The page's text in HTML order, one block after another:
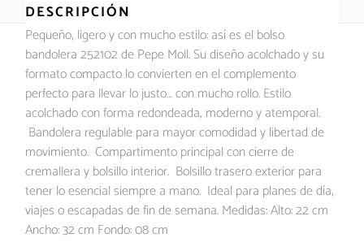
DESCRIPCIÓN
Pequeño, ligero y con mucho estilo: así es el bolso
bandolera 252102 de Pepe Moll. Su diseño acolchado y su
formato compacto lo convierten en el complemento
perfecto para llevar lo justo… con mucho rollo. Estilo
acolchado con forma redondeada, moderno y atemporal.
Bandolera regulable para mayor comodidad y libertad de
movimiento. Compartimento principal con cierre de
cremallera y bolsillo interior. Bolsillo trasero exterior para
tener lo esencial siempre a mano. Ideal para planes de día,
viajes o escapadas de fin de semana. Medidas: Alto: 22 cm
Ancho: 32 cm Fondo: 08 cm